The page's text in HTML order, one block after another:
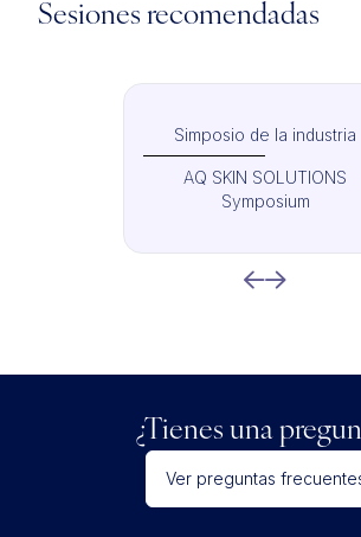
Sesiones recomendadas
Simposio de la industria
AQ SKIN SOLUTIONS
Symposium
¿Tienes una
Ver preguntas